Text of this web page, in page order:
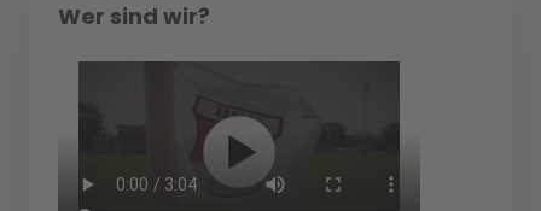
Wer sind wir?